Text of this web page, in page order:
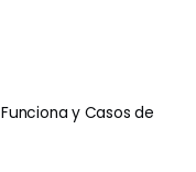
y Casos de